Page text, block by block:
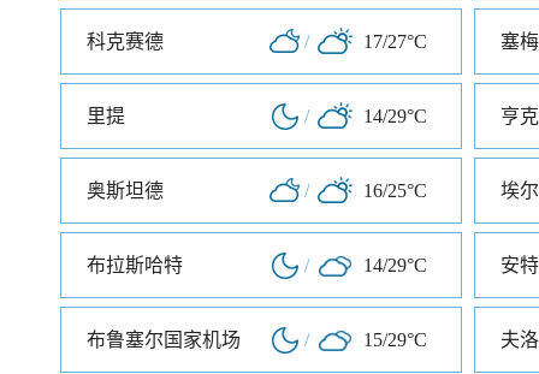
科克赛德 / 17/27°C 塞
里提 / 14/29°C 亨克
奥斯坦德 / 16/25°C 埃
布拉斯哈特 / 14/29°C 安
布鲁塞尔国家机场 / 15/29°C 夫